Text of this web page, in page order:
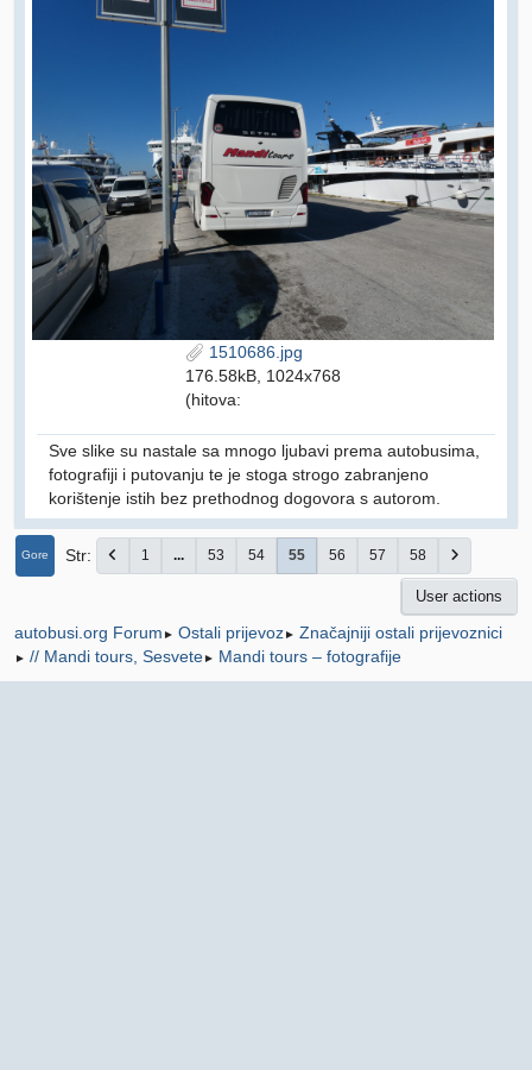
1510686.jpg
176.58kB, 1024x768
(hitova:
Sve slike su nastale sa mnogo ljubavi prema autobusima,
fotografiji i putovanju te je stoga strogo zabranjeno
korištenje istih bez prethodnog dogovora s autorom.
Gore Str 1 ... 53 54 55 56 57 58
User actions
autobusi.org Forum ► Ostali prijevoz► Značajniji ostali prijevoznici
► // Mandi tours, Sesvete► Mandi tours – fotografije